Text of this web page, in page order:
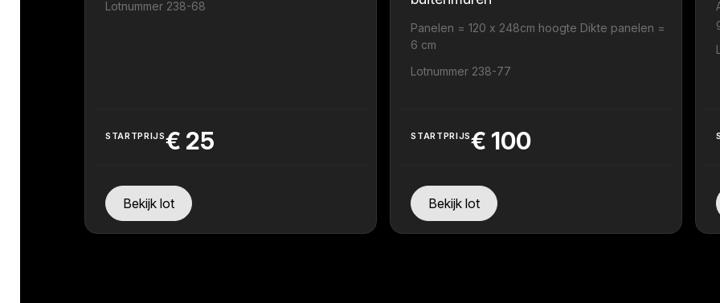
Lotnummer 238-68
STARTPRIJS€ 25
Bekijk lot
Panelen = 120 x 248cm hoogte Dikte panelen =
6 cm
Lotnummer 238-77
STARTPRIJS€ 100
Bekijk lot